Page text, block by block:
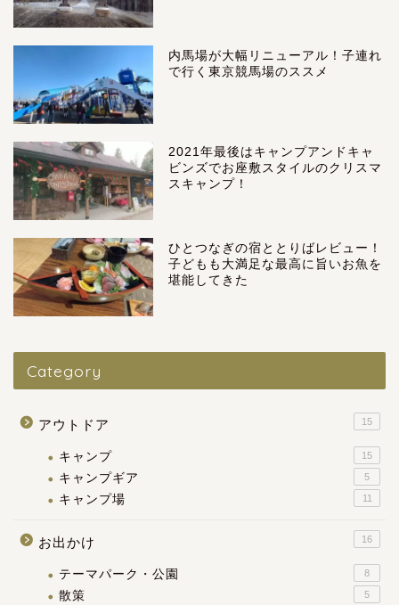
内馬場が大幅リニューアル！子連れ
で行く東京競馬場のススメ
2021年最後はキャンプアンドキャ
ビンズでお座敷スタイルのクリスマ
スキャンプ！
ひとつなぎの宿ととりばレビュー！
子どもも大満足な最高に旨いお魚を
堪能してきた
Category
アウトドア 15
キャンプ 15
キャンプギア 5
キャンプ場 11
お出かけ 16
テーマパーク・公園 8
散策 5